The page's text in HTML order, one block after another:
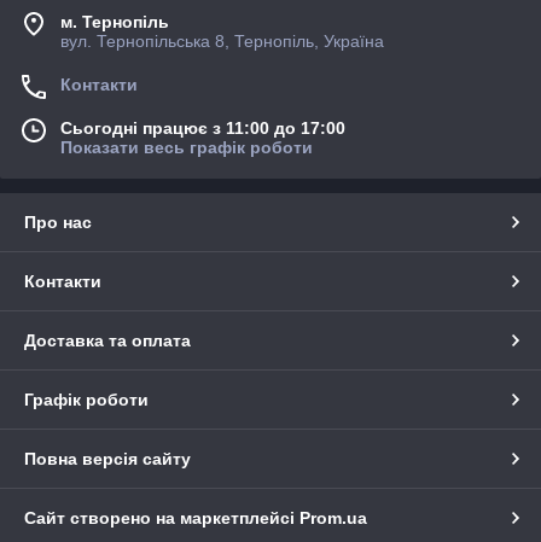
м. Тернопіль
вул. Тернопільська 8, Тернопіль, Україна
Контакти
Сьогодні працює з 11:00 до 17:00
Показати весь графік роботи
Про нас
Контакти
Доставка та оплата
Графік роботи
Повна версія сайту
Сайт створено на маркетплейсі Prom.ua